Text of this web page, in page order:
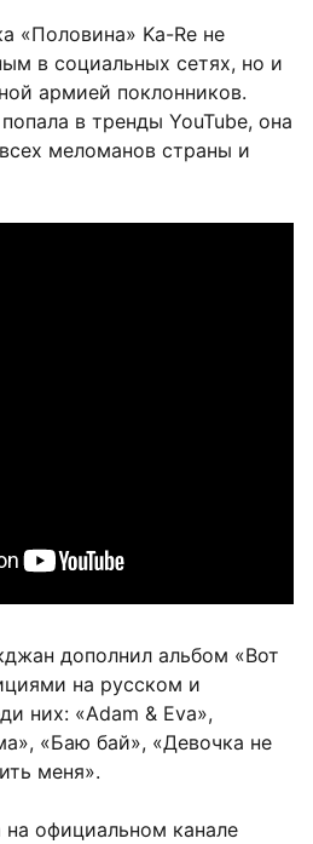
«Половина» Ka-Re не
в социальных сетях, но и
армией поклонников.
в тренды YouTube, она
меломанов страны и
дополнил альбом «Вот
на русском и
них: «Adam & Eva»,
«Баю бай», «Девочка не
меня».
на официальном канале